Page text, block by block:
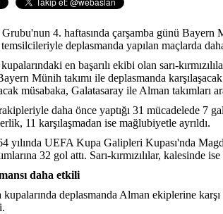
4. haftasında çarşamba günü Bayern
deplasmanda yapılan maçlarda
en başarılı ekibi olan sarı-
Münih takımı ile deplasmanda
müsabaka, Galatasaray ile Alman takımları
daha önce yaptığı 31 mücadelede 7
11 karşılaşmadan ise mağlubiyetle ayrıldı.
yılında UEFA Kupa Galipleri Kupası'nda
32 gol attı. Sarı-kırmızılılar, kalesinde
daha etkili
kupalarında deplasmanda Alman ekiplerine